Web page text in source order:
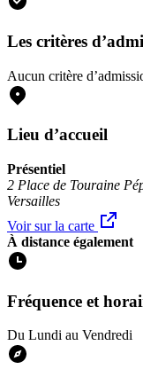
Les critères
Aucun critère
Lieu d’accueil
Présentiel
2 Place de Touraine
Versailles
Voir sur la carte
À distance également
Fréquence et
Du Lundi au Vendredi